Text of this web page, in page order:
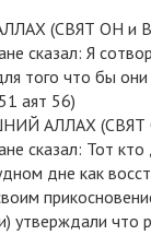
(СВЯТ ОН и
сказал: Я
того что бы
аят 56)
АЛЛАХ (СВЯТ
сказал: Тот кто
дне как
утверждали что